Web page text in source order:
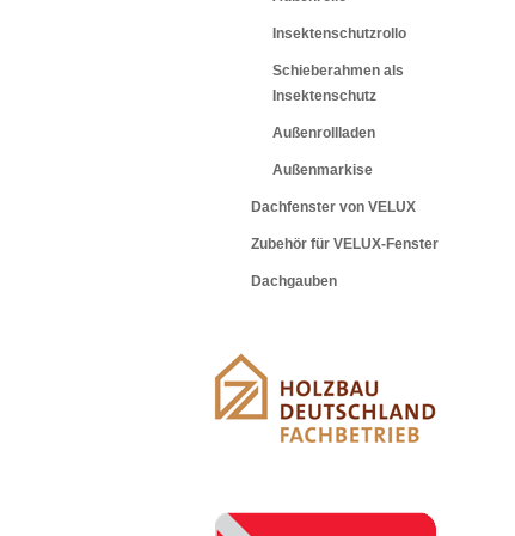
Insektenschutzrollo
Schieberahmen als
Insektenschutz
Außenrollladen
Außenmarkise
Dachfenster von VELUX
Zubehör für VELUX-Fenster
Dachgauben